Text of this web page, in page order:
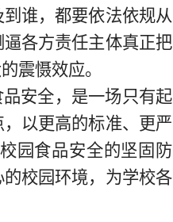
谁，都要依法依规从
各方责任主体真正把
震慑效应。
安全，是一场只有起
以更高的标准、更严
园食品安全的坚固防
校园环境，为学校各